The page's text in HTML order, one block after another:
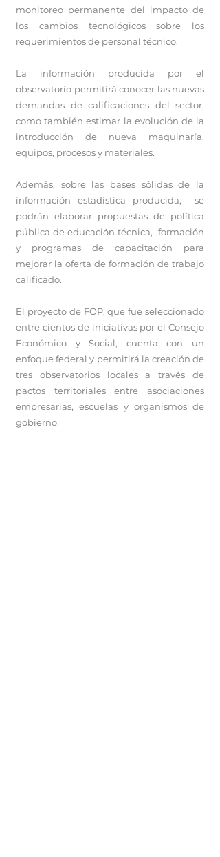
monitoreo permanente del impacto de
los cambios tecnológicos sobre los
requerimientos de personal técnico.
La información producida por el
observatorio permitirá conocer las nuevas
demandas de calificaciones del sector,
como también estimar la evolución de la
introducción de nueva maquinaría,
equipos, procesos y materiales.
Además, sobre las bases sólidas de la
información estadística producida, se
podrán elaborar propuestas de política
pública de educación técnica, formación
y programas de capacitación para
mejorar la oferta de formación de trabajo
calificado.
El proyecto de FOP, que fue seleccionado
entre cientos de iniciativas por el Consejo
Económico y Social, cuenta con un
enfoque federal y permitirá la creación de
tres observatorios locales a través de
pactos territoriales entre asociaciones
empresarias, escuelas y organismos de
gobierno.